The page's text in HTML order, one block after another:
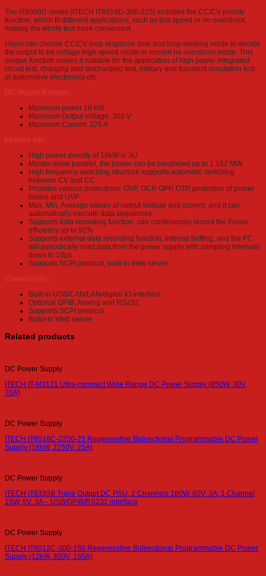
The IT6000D series (ITECH IT6018D-300-225) includes the CC/CV priority
function, which fit different applications, such as fast speed or no overshoot,
making the whole test more convenient.
Users can choose CC/CV loop response time and loop working mode to decide
the output to be voltage high-speed mode or current no overshoot mode. This
unique function makes it suitable for the application of high power integrated
circuit test, charging and discharging test, military and transient simulation test
of automotive electronics etc.
Maximum power 18 kW
Maximum Output voltage: 300 V
Maximum Current: 225 A
High power density of 18kW in 3U
Master-slave parallel, the power can be paralleled up to 1.152 MW
High frequency switching structure supports automatic switching
between CV and CC
Provides various protections: OVP, OCP, OPP, OTP, protection of power
failure and UVP
Max, Min, Average values of output voltage and current, and it can
automatically execute data sequences
Supports data recording function, can continuously record the Power
efficiency up to 92%
Supports external data recording function, internal buffing, and the PC
will periodically read data from the power supply with sampling intervals
down to 10μs
Supports SCPI protocol, built-in Web server
Built-in USB/CAN/LAN/digital IO interface
Optional GPIB, Analog and RS232
Supports SCPI protocol
Build-in Web server
Related products
DC Power Supply
ITECH IT-M3121 Ultra-compact Wide Range DC Power Supply (850W, 30V,
70A)
DC Power Supply
ITECH IT6018C-2250-25 Regenerative Bidirectional Programmable DC Power
Supply (18kW, 2250V, 25A)
DC Power Supply
ITECH IT6333B Triple Output DC PSU, 2 Channels 180W, 60V, 3A; 1 Channel
15W, 5V, 3A – USB/GPIB/RS232 interface
DC Power Supply
ITECH IT6012C-300-150 Regenerative Bidirectional Programmable DC Power
Supply (12kW, 300V, 150A)